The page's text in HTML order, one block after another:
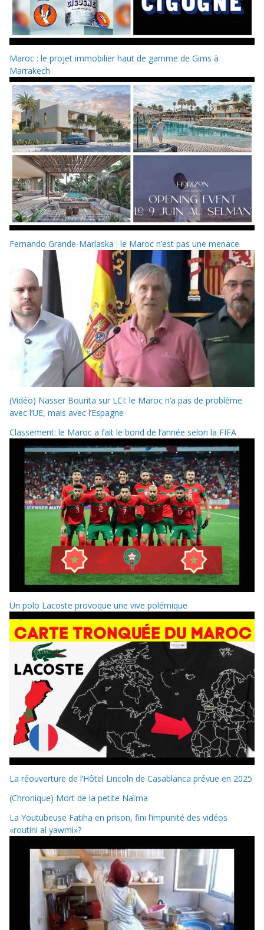
Maroc : le projet immobilier haut de gamme de Gims à
Marrakech
Fernando Grande-Marlaska : le Maroc n’est pas une menace
(Vidéo) Nasser Bourita sur LCI: le Maroc n’a pas de problème
avec l’UE, mais avec l’Espagne
Classement: le Maroc a fait le bond de l’année selon la FIFA
Un polo Lacoste provoque une vive polémique
La réouverture de l’Hôtel Lincoln de Casablanca prévue en 2025
(Chronique) Mort de la petite Naïma
La Youtubeuse Fatiha en prison, fini l’impunité des vidéos
«routini al yawmi»?